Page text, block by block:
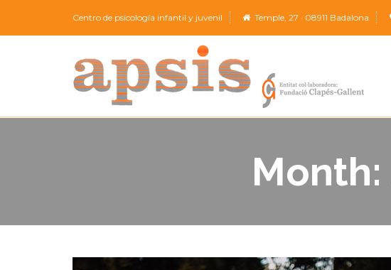
Centro de psicología infantil y juvenil Temple, 27 · 08911 Badalona
Month: